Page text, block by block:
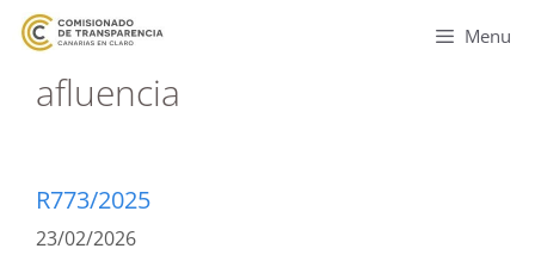
Menu
afluencia
R773/2025
23/02/2026